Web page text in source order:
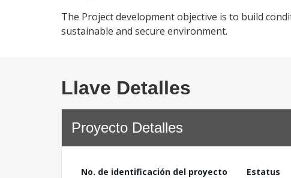
The Project development objective is to build
sustainable and secure environment.
Llave Detalles
Proyecto Detalles
No. de identificación del proyecto
Estatus